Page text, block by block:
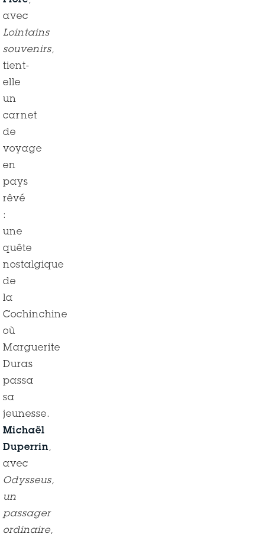
avec
Lointains
souvenirs,
tient-
elle
un
carnet
de
voyage
en
pays
rêvé
:
une
quête
nostalgique
de
la
Cochinchine
où
Marguerite
Duras
passa
sa
jeunesse.
Michaël
Duperrin,
avec
Odysseus,
un
passager
ordinaire,